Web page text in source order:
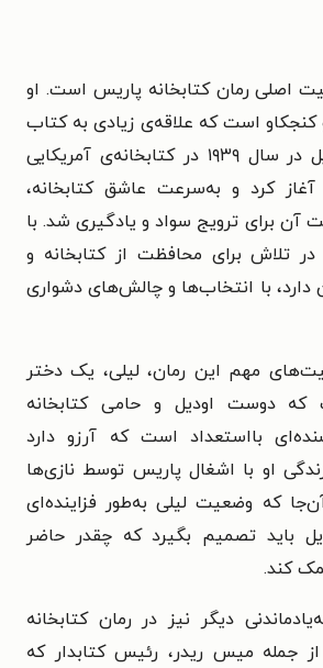
اصلی رمان کتابخانه پاریس است. او
است که علاقه‌ی زیادی به کتاب
و مطالعه دارد. اودیل در سال ۱۹۳۹ در کتابخانه‌ی آمریکایی
کرد و به‌سرعت عاشق کتابخانه،
آن برای ترویج سواد و یادگیری شد. با
تلاش برای محافظت از کتابخانه و
دارد، با انتخاب‌ها و چالش‌های دشواری
مهم این رمان، لیلی، یک دختر
دوست اودیل و حامی کتابخانه
بااستعداد است که آرزو دارد
او با اشغال پاریس توسط نازی‌ها
که وضعیت لیلی به‌طور فزاینده‌ای
باید تصمیم بگیرد که چقدر حاضر
کند.
دیگر نیز در رمان کتابخانه
جمله میس ریدر، رئیس کتابدار که